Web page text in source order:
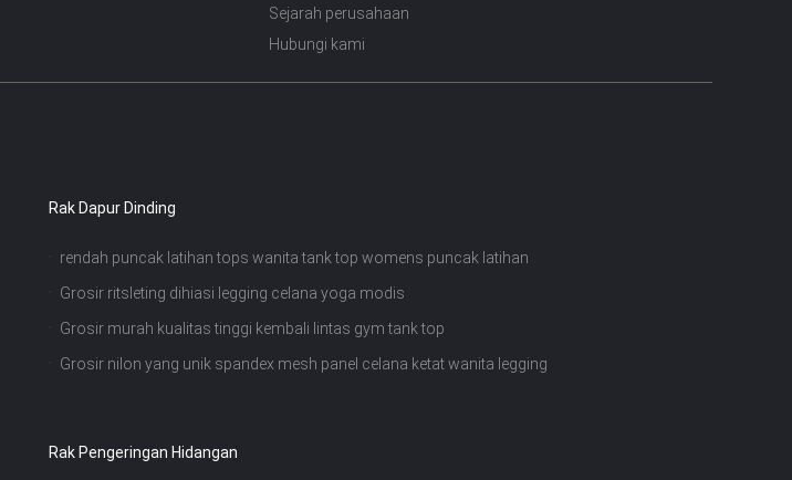
Sejarah perusahaan
Hubungi kami
Rak Dapur Dinding
rendah puncak latihan tops wanita tank top womens puncak latihan
Grosir ritsleting dihiasi legging celana yoga modis
Grosir murah kualitas tinggi kembali lintas gym tank top
Grosir nilon yang unik spandex mesh panel celana ketat wanita legging
Rak Pengeringan Hidangan